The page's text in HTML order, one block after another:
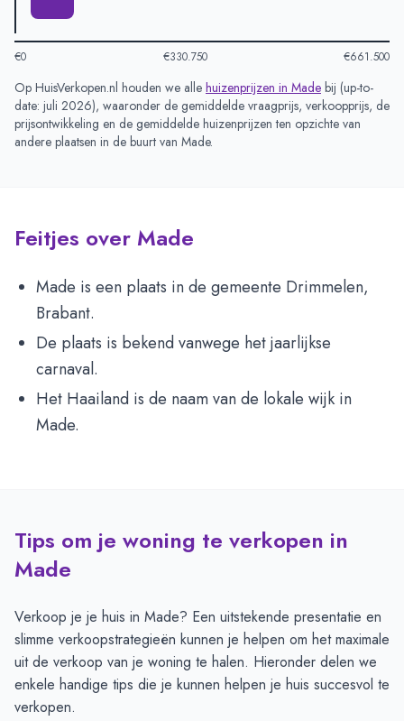
€0 €330.750 €661.500
Op HuisVerkopen.nl houden we alle huizenprijzen in Made bij (up-to-
date: juli 2026), waaronder de gemiddelde vraagprijs, verkoopprijs, de
prijsontwikkeling en de gemiddelde huizenprijzen ten opzichte van
andere plaatsen in de buurt van Made.
Feitjes over Made
Made is een plaats in de gemeente Drimmelen,
Brabant.
De plaats is bekend vanwege het jaarlijkse
carnaval.
Het Haailand is de naam van de lokale wijk in
Made.
Tips om je woning te verkopen in
Made
Verkoop je je huis in Made? Een uitstekende presentatie en
slimme verkoopstrategieën kunnen je helpen om het maximale
uit de verkoop van je woning te halen. Hieronder delen we
enkele handige tips die je kunnen helpen je huis succesvol te
verkopen.